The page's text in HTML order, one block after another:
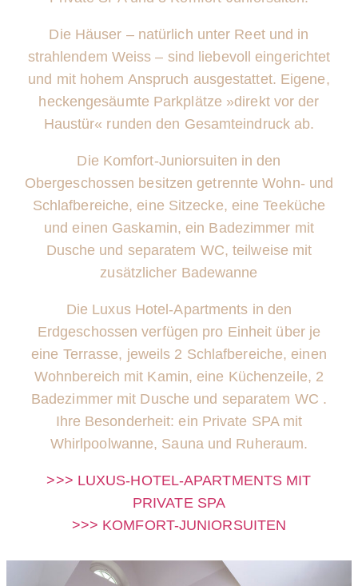
Die Häuser – natürlich unter Reet und in
strahlendem Weiss – sind liebevoll eingerichtet
und mit hohem Anspruch ausgestattet. Eigene,
heckengesäumte Parkplätze »direkt vor der
Haustür« runden den Gesamteindruck ab.
Die Komfort-Juniorsuiten in den
Obergeschossen besitzen getrennte Wohn- und
Schlafbereiche, eine Sitzecke, eine Teeküche
und einen Gaskamin, ein Badezimmer mit
Dusche und separatem WC, teilweise mit
zusätzlicher Badewanne
Die Luxus Hotel-Apartments in den
Erdgeschossen verfügen pro Einheit über je
eine Terrasse, jeweils 2 Schlafbereiche, einen
Wohnbereich mit Kamin, eine Küchenzeile, 2
Badezimmer mit Dusche und separatem WC .
Ihre Besonderheit: ein Private SPA mit
Whirlpoolwanne, Sauna und Ruheraum.
>>> LUXUS-HOTEL-APARTMENTS MIT
PRIVATE SPA
>>> KOMFORT-JUNIORSUITEN